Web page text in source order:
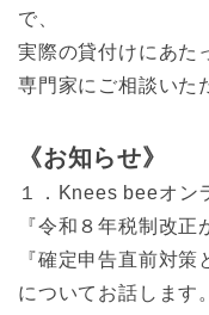
で、
実際の貸付けにあた
専門家にご相談いた
《お知らせ》
１．Knees beeオン
『令和８年税制改正
『確定申告直前対策
についてお話します。